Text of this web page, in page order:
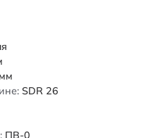
мм
SDR 26